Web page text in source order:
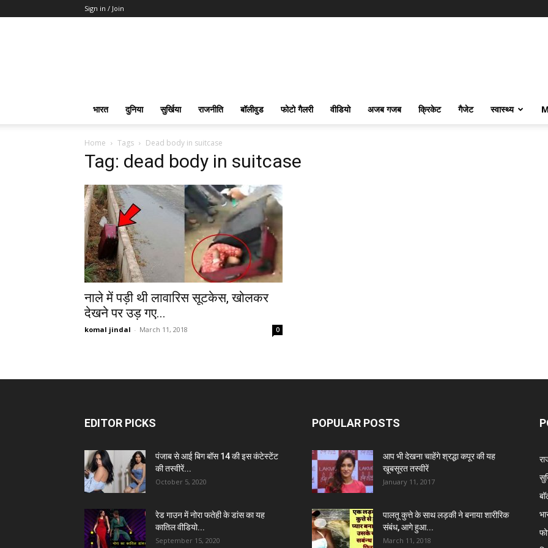
Sign in / Join
भारत दुनिया सुर्खिया राजनीति बॉलीवुड फोटो गैलरी वीडियो अजब गजब क्रिकेट गैजेट स्वास्थ्य
Home Tags Dead body in suitcase
Tag: dead body in suitcase
नाले में पड़ी थी लावारिस सूटकेस, खोलकर
देखने पर उड़ गए...
komal jindal - March 11, 2018 0
EDITOR PICKS
पंजाब से आई बिग बॉस 14 की इस कंटेस्टेंट
की तस्वीरें...
October 5, 2020
रेड गाउन में नोरा फतेही के डांस का यह
कातिल वीडियो...
September 15, 2020
POPULAR POSTS
आप भी देखना चाहेंगे श्रद्धा कपूर की यह
खूबसूरत तस्वीरें
January 11, 2017
पालतू कुत्ते के साथ लड़की ने बनाया शारीरिक
संबंध, आगे हुआ...
March 11, 2018